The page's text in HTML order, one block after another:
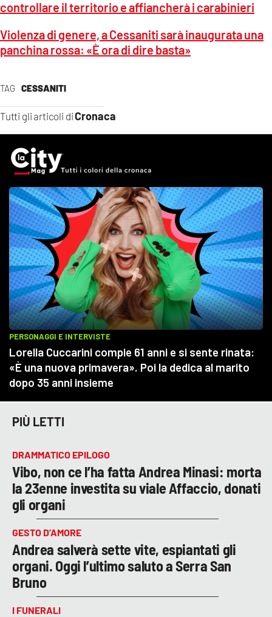
TAG CESSANITI
Tutti gli articoli diCronaca
controllare il territorio e affiancherà i carabinieri
Violenza di genere, a Cessaniti sarà inaugurata una
panchina rossa: «È ora di dire basta»
PIÙ LETTI
DRAMMATICO EPILOGO
Vibo, non ce l’ha fatta Andrea Minasi: morta
la 23enne investita su viale Affaccio, donati
gli organi
GESTO D’AMORE
Andrea salverà sette vite, espiantati gli
organi. Oggi l’ultimo saluto a Serra San
Bruno
I FUNERALI